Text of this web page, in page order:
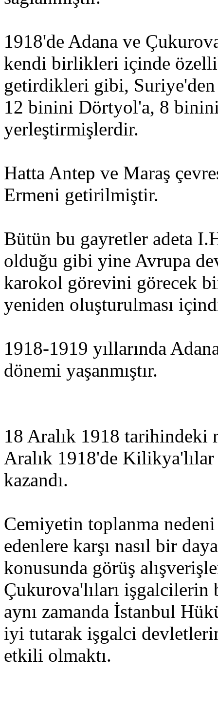
1918'de Adana ve
kendi birlikleri içinde
getirdikleri gibi,
12 binini Dörtyol'a, 8
yerleştirmişlerdir.
Hatta Antep ve Maraş
Ermeni getirilmiştir.
Bütün bu gayretler adeta
olduğu gibi yine Avrupa
karokol görevini görecek
yeniden oluşturulması
1918-1919 yıllarında
dönemi yaşanmıştır.
18 Aralık 1918 tarihindeki
Aralık 1918'de
kazandı.
Cemiyetin toplanma
edenlere karşı nasıl bir
konusunda görüş
Çukurova'lıları işgalcilerin
aynı zamanda İstanbul
iyi tutarak işgalci
etkili olmaktı.